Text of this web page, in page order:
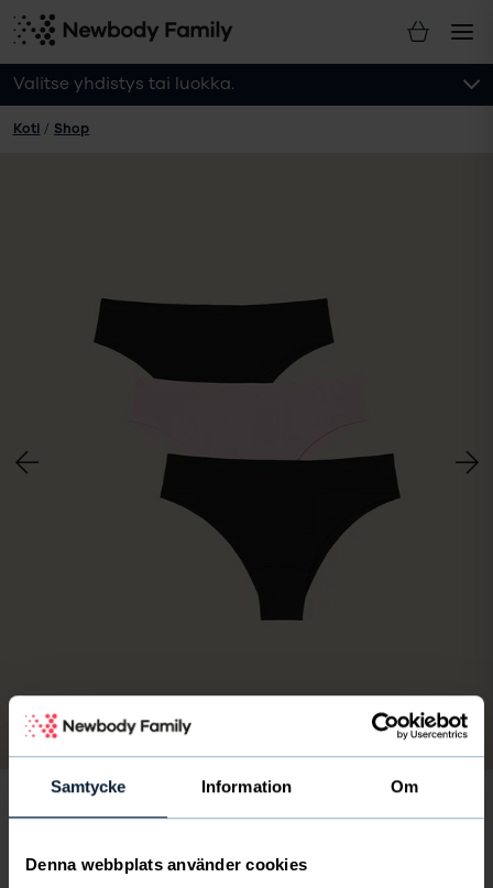
Samtycke Information Om
Denna webbplats använder cookies
Valitse yhdistys tai luokka.
Koti / Shop
Kuva
//7
3-pack Invisible Brazilian
20€